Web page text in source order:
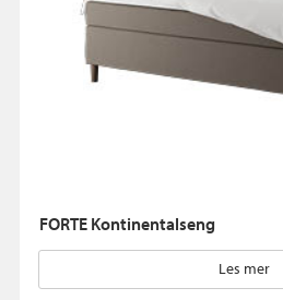
FORTE Kontinentalseng
Les mer